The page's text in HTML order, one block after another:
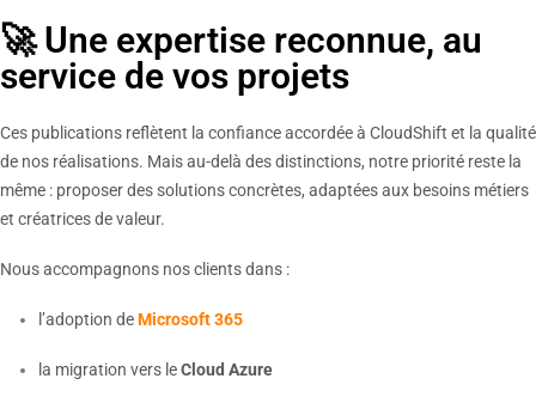
🚀 Une expertise reconnue, au
service de vos projets
Ces publications reflètent la confiance accordée à CloudShift et la qualité
de nos réalisations. Mais au-delà des distinctions, notre priorité reste la
même : proposer des solutions concrètes, adaptées aux besoins métiers
et créatrices de valeur.
Nous accompagnons nos clients dans :
l’adoption deMicrosoft 365
la migration vers leCloud Azure